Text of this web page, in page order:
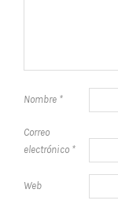
Nombre *
Correo
electrónico *
Web